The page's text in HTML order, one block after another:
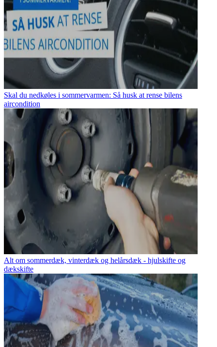
Skal du nedkøles i sommervarmen: Så husk at rense bilens
aircondition
Alt om sommerdæk, vinterdæk og helårsdæk - hjulskifte og
dækskifte